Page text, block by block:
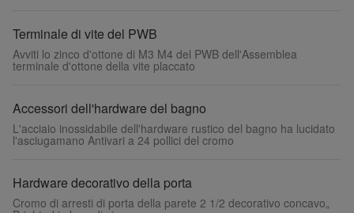
Terminale di vite del PWB
Avviti lo zinco d'ottone di M3 M4 del PWB dell'Assemblea
terminale d'ottone della vite placcato
Accessori dell'hardware del bagno
L'acciaio inossidabile dell'hardware rustico del bagno ha lucidato
l'asciugamano Antivari a 24 pollici del cromo
Hardware decorativo della porta
Cromo di arresti di porta della parete 2 1/2 decorativo concavo„